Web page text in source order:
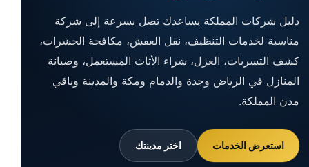
دليل شركات المملكة يساعدك تصل بسرعة إلى شركة
مناسبة لخدمات التنظيف، نقل العفش، مكافحة الحشرات،
كشف التسربات، العزل، شراء الأثاث المستعمل، وصيانة
المنازل في الرياض وجدة والدمام ومكة والمدينة وباقي
مدن المملكة.
استعرض الخدمات اختر مدينتك